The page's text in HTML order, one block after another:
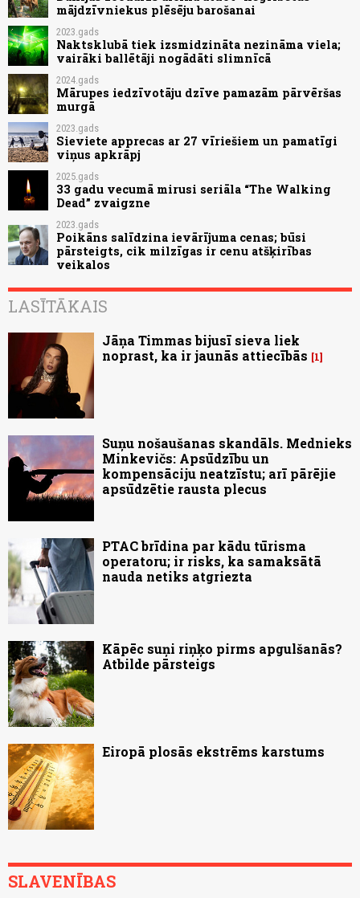
mājdzīvniekus plēsēju barošanai
2023.gads
Naktsklubā tiek izsmidzināta nezināma viela;
vairāki ballētāji nogādāti slimnīcā
2024.gads
Mārupes iedzīvotāju dzīve pamazām pārvēršas
murgā
2023.gads
Sieviete apprecas ar 27 vīriešiem un pamatīgi
viņus apkrāpj
2025.gads
33 gadu vecumā mirusi seriāla “The Walking
Dead” zvaigzne
2023.gads
Poikāns salīdzina ievārījuma cenas; būsi
pārsteigts, cik milzīgas ir cenu atšķirības
veikalos
LASĪTĀKAIS
Jāņa Timmas bijusī sieva liek
noprast, ka ir jaunās attiecībās
1
Suņu nošaušanas skandāls. Mednieks
Minkevičs: Apsūdzību un
kompensāciju neatzīstu; arī pārējie
apsūdzētie rausta plecus
PTAC brīdina par kādu tūrisma
operatoru; ir risks, ka samaksātā
nauda netiks atgriezta
Kāpēc suņi riņķo pirms apgulšanās?
Atbilde pārsteigs
Eiropā plosās ekstrēms karstums
SLAVENĪBAS